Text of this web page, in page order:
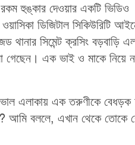
হুঙ্কার দেওয়ার একটি ভিডিও
ডিজিটাল সিকিউরিটি
থানার সিমেন্ট ক্রসিং বড়বাড়ি
গেছেন। এক ভাই ও মাকে নিয়ে
এলাকায় এক তরুণীকে
আমি বললে, এখান থেকে তোকে